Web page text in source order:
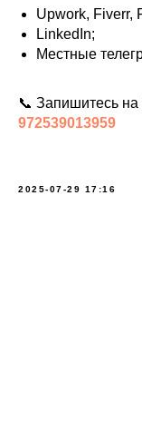
Upwork, Fiverr,
LinkedIn;
Местные
📞 Запишитесь на
972539013959
2025-07-29 17:16